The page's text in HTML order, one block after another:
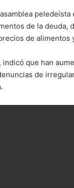
peledeísta
de la deuda,
de alimentos
indicó que han
de